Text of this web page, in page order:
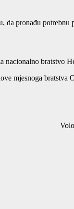
pronađu
nacionalno bratstvo
mjesnoga